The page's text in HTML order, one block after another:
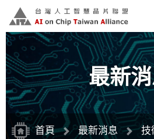
最新
首頁 最新消息 技